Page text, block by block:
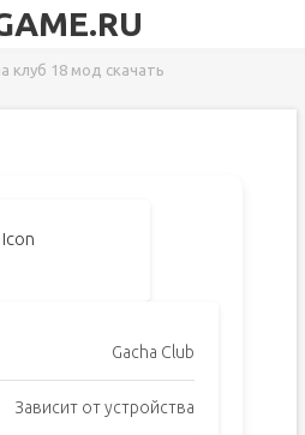
клуб 18 мод скачать
Gacha Club
Зависит от устройства